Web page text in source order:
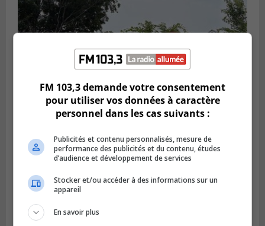
LA PRAIRIE
Publié le 4 août 2026 à 15h50
Le mur du rempart de La Prairie retrouve
sa jeunesse
FM 103,3 demande votre consentement
pour utiliser vos données à caractère
personnel dans les cas suivants :
Publicités et contenu personnalisés, mesure de
performance des publicités et du contenu, études
d’audience et développement de services
Stocker et/ou accéder à des informations sur un
appareil
En savoir plus